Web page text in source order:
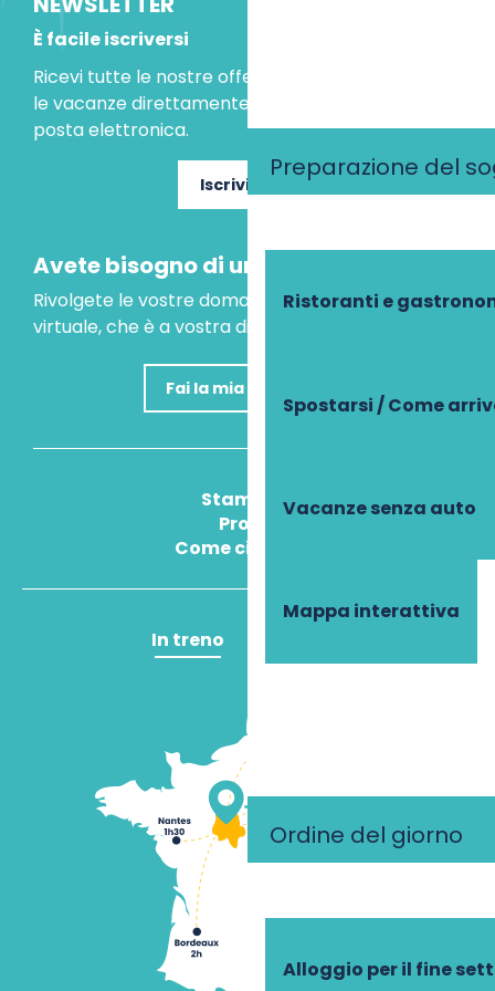
Preparazione del
Ristoranti e
Spostarsi / Come
Vacanze senza auto
Mappa interattiva
Ordine del giorno
Alloggio per il fine
È facile iscriversi
Ricevi tutte le nostre offerte speciali e le idee per
le vacanze direttamente nella tua casella di
posta elettronica.
Iscriviti ora
Avete bisogno di un consiglio?
Rivolgete le vostre domande al nostro assistente
virtuale, che è a vostra disposizione per aiutarvi.
Fai la mia domanda
Stampa
Pros
Come ci arrivo?
In treno